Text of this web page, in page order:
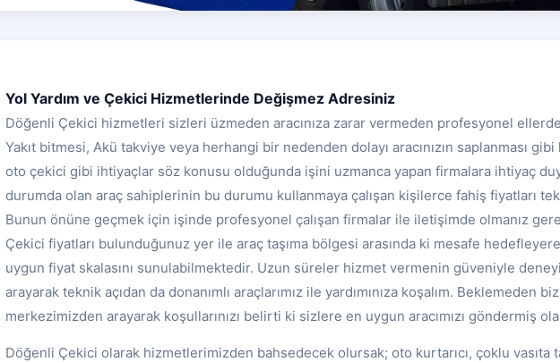
Yol Yardım ve Çekici Hizmetlerinde Değişmez Adresiniz
Döğenli Çekici hizmetleri sizleri üzmeden aracınıza zarar vermeden profesyonel
Yakıt bitmesi, Akü takviye veya herhangi bir nedenden dolayı aracınızın saplanması
oto çekici gibi ihtiyaçlar söz konusu olduğunda işini uzmanca yapan firmalara ihtiyaç
durumda olan araç sahiplerinin bu durumu kullanmaya çalışan kişilerce fahiş fiyatları
Bunun önüne geçmek için işinde profesyonel çalışan firmalar ile iletişimde olmanız
Çekici fiyatları bulunduğunuz yer ile araç taşıma bölgesi arasında ki mesafe
uygun fiyat skalasını sunulabilmektedir. Uzun süreler hizmet vermenin güveniyle
arayarak teknik açıdan da donanımlı araçlarımız ile yardımınıza koşalım. Beklemeden
merkezimizden arayarak koşullarınızı belirti ki sizlere en uygun aracımızı göndermiş
Döğenli Çekici olarak hizmetlerimizden bahsedecek olursak; oto kurtarıcı, çoklu vasıta